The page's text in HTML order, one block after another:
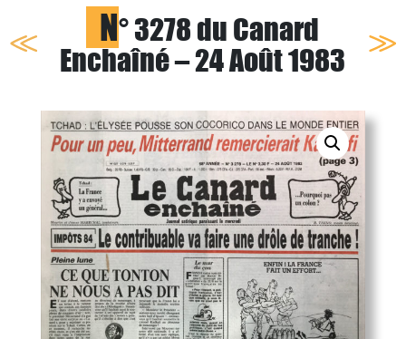
N° 3278 du Canard
Enchaîné – 24 Août 1983